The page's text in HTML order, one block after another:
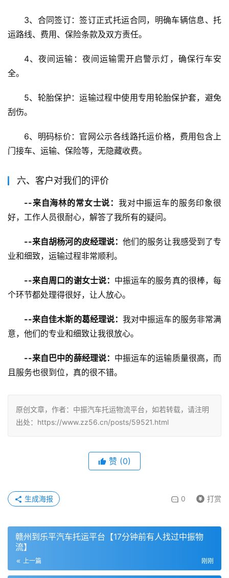
3、合同签订：签订正式托运合同，明确车辆信息、托
运路线、费用、保险条款及双方责任。
4、夜间运输：夜间运输需开启警示灯，确保行车安
全。
5、轮胎保护：运输过程中使用专用轮胎保护套，避免
刮伤。
6、明码标价：官网公示各线路托运价格，费用包含上
门接车、运输、保险等，无隐藏收费。
六、客户对我们的评价
--来自海林的常女士说： 我对中振运车的服务印象很
好，工作人员很耐心，解答了我所有的疑问。
--来自胡杨河的皮经理说：他们的服务让我感受到了专
业和细致，运输过程非常顺利。
--来自周口的谢女士说： 中振运车的服务真的很棒，每
个环节都处理得很好，让人放心。
--来自佳木斯的葛经理说：我对中振运车的服务非常满
意，他们的专业和细致让我很放心。
--来自巴中的薛经理说： 中振运车的运输质量很高，而
且服务也很到位，真的很不错。
原创文章，作者：中振汽车托运物流平台，如若转载，请注明
出处：https://www.zz56.cn/posts/59521.html
赞 (0)
0 打赏
生成海报
赣州到乐平汽车托运平台【17分钟前有人找过中振物
流】
上一篇 刚刚